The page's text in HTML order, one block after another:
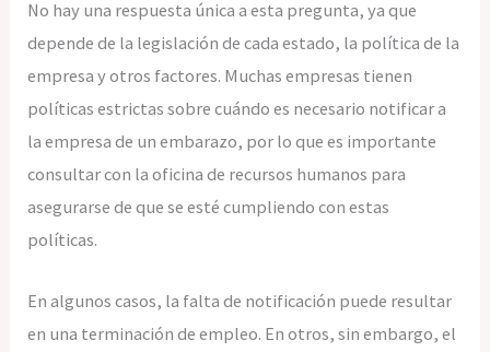
No hay una respuesta única a esta pregunta, ya que
depende de la legislación de cada estado, la política de la
empresa y otros factores. Muchas empresas tienen
políticas estrictas sobre cuándo es necesario notificar a
la empresa de un embarazo, por lo que es importante
consultar con la oficina de recursos humanos para
asegurarse de que se esté cumpliendo con estas
políticas.
En algunos casos, la falta de notificación puede resultar
en una terminación de empleo. En otros, sin embargo, el